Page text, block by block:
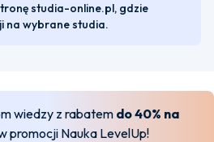
studia-online.pl, gdzie
na wybrane studia.
wiedzy z rabatem do 40% na
promocji Nauka LevelUp!